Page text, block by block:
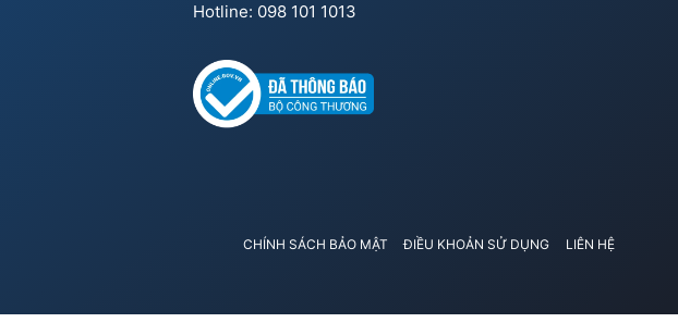
Hotline: 098 101 1013
CHÍNH SÁCH BẢO MẬT ĐIỀU KHOẢN SỬ DỤNG LIÊN HỆ